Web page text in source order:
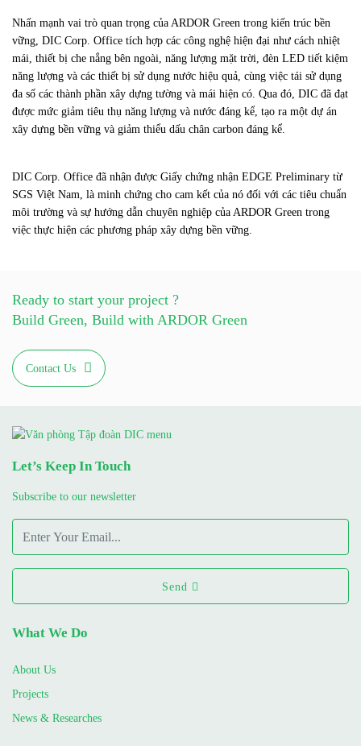
Nhấn mạnh vai trò quan trọng của ARDOR Green trong kiến trúc bền
vững, DIC Corp. Office tích hợp các công nghệ hiện đại như cách nhiệt
mái, thiết bị che nắng bên ngoài, năng lượng mặt trời, đèn LED tiết kiệm
năng lượng và các thiết bị sử dụng nước hiệu quả, cùng việc tái sử dụng
đa số các thành phần xây dựng tường và mái hiện có. Qua đó, DIC đã đạt
được mức giảm tiêu thụ năng lượng và nước đáng kể, tạo ra một dự án
xây dựng bền vững và giảm thiểu dấu chân carbon đáng kể.
DIC Corp. Office đã nhận được Giấy chứng nhận EDGE Preliminary từ
SGS Việt Nam, là minh chứng cho cam kết của nó đối với các tiêu chuẩn
môi trường và sự hướng dẫn chuyên nghiệp của ARDOR Green trong
việc thực hiện các phương pháp xây dựng bền vững.
Ready to start your project ?
Build Green, Build with ARDOR Green
Contact Us
Let’s Keep In Touch
Subscribe to our newsletter
Send
What We Do
About Us
Projects
News & Researches